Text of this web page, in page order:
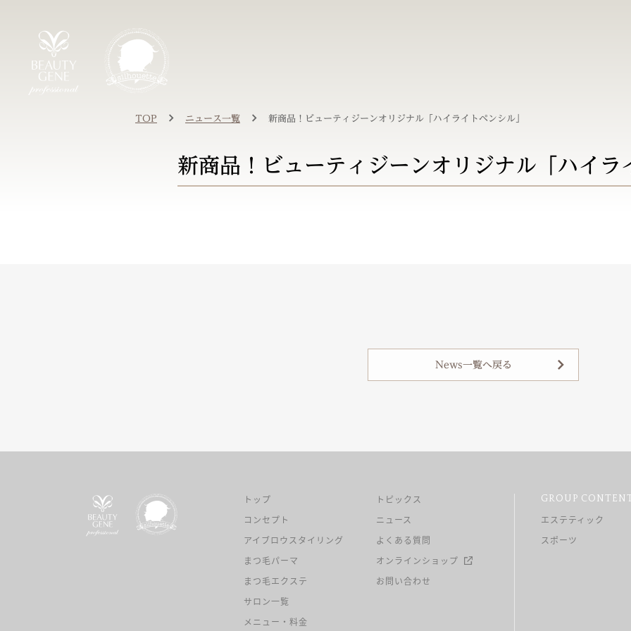
TOP ニュース一覧 新商品！ビューティジーンオリジナル「ハイライトペンシル」
新商品！ビューティジーンオリジナル「ハイラ
News一覧へ戻る
トップ
コンセプト
アイブロウスタイリング
まつ毛パーマ
まつ毛エクステ
サロン一覧
メニュー・料金
トピックス
ニュース
よくある質問
オンラインショップ
お問い合わせ
GROUP
エステティック
スポーツ